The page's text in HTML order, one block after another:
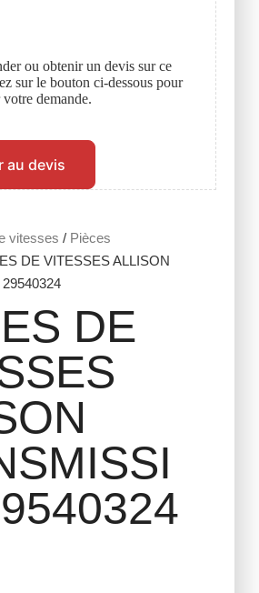
vitesses / Pièces
DE VITESSES ALLISON
DE
ou obtenir un devis sur ce
sur le bouton ci-dessous pour
demande.
au devis